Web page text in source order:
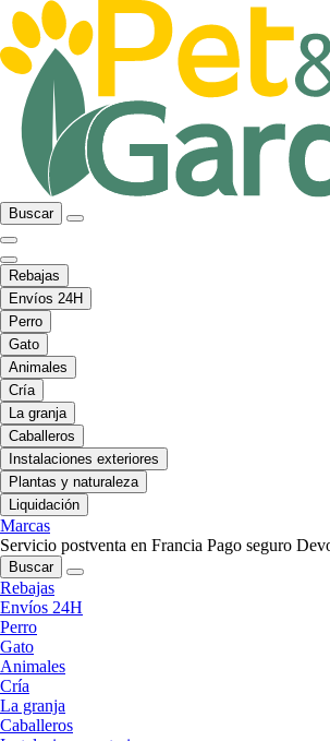
Buscar
Rebajas
Envíos 24H
Perro
Gato
Animales
Cría
La granja
Caballeros
Instalaciones exteriores
Plantas y naturaleza
Liquidación
Marcas
Servicio postventa en Francia Pago seguro
Buscar
Rebajas
Envíos 24H
Perro
Gato
Animales
Cría
La granja
Caballeros